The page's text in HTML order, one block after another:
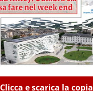
Clicca e scarica la copia